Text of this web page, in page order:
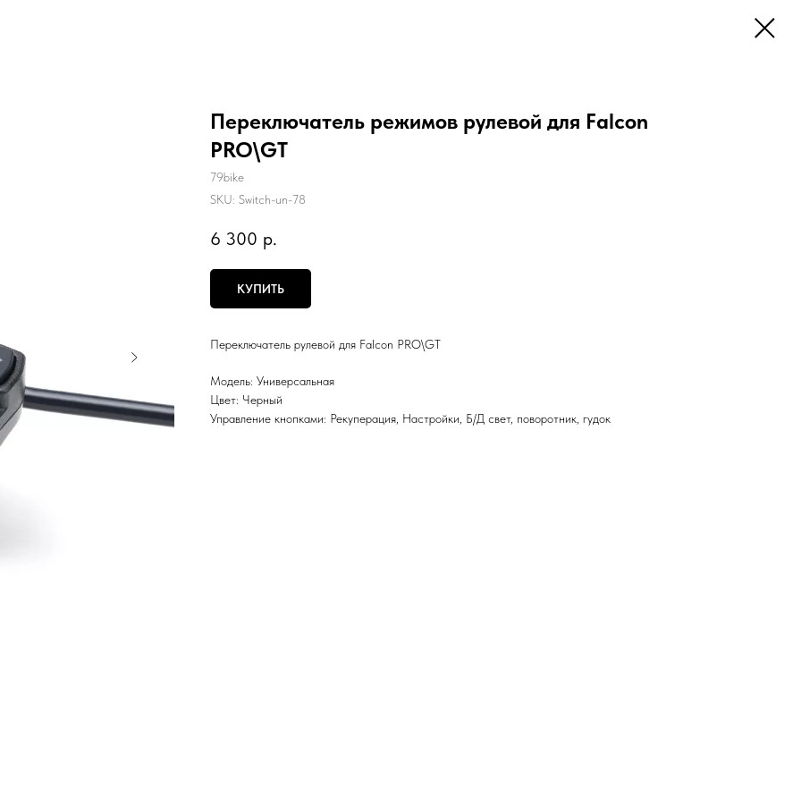
Переключатель режимов рулевой для Falcon
PRO\GT
79bike
SKU: Switch-un-78
6 300 р.
КУПИТЬ
Переключатель рулевой для Falcon PRO\GT
Модель: Универсальная
Цвет: Черный
Управление кнопками: Рекуперация, Настройки, Б/Д свет, поворотник, гудок